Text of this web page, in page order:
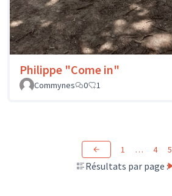
Philippe "Come in"
Commynes
0 1
Résultats par page :
1 … 4 5